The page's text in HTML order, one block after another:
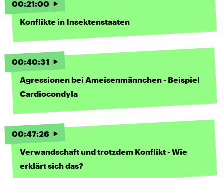
00:21:00
Konflikte in Insektenstaaten
00:40:31
Agressionen bei Ameisenmännchen - Beispiel
Cardiocondyla
00:47:26
Verwandschaft und trotzdem Konflikt - Wie
erklärt sich das?